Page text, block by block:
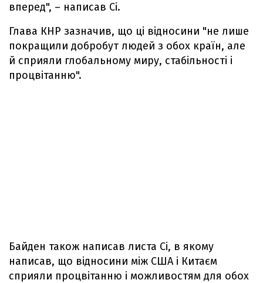
вперед", – написав Сі.
Глава КНР зазначив, що ці відносини "не лише
покращили добробут людей з обох країн, але
й сприяли глобальному миру, стабільності і
процвітанню".
Байден також написав листа Сі, в якому
написав, що відносини між США і Китаєм
сприяли процвітанню і можливостям для обох